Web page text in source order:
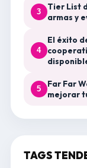
3
Tier List
armas y
4
El éxito
5
Far Far
mejorar
TAGS